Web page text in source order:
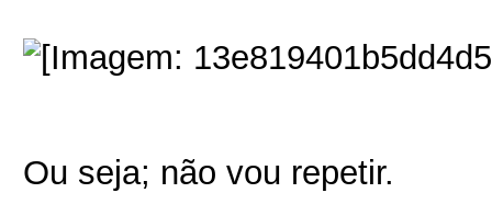
Ou seja; não vou repetir.